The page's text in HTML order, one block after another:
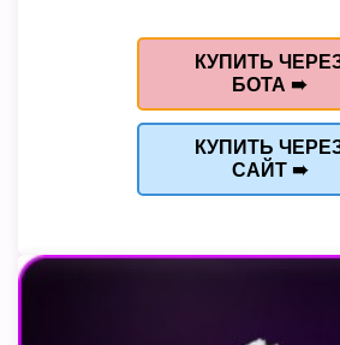
КУПИТЬ
БОТА ➠
КУПИТЬ
САЙТ ➠